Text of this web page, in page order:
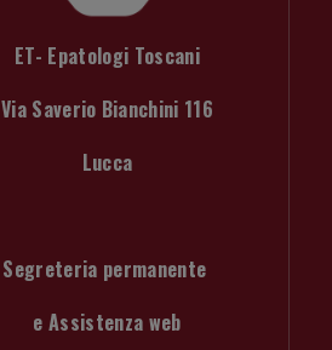
ET- Epatologi Toscani
Via Saverio Bianchini 116
Lucca
Segreteria permanente
e Assistenza web